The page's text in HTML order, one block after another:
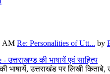
AM Re: Personalities of Utt... by
की भाषायें एवं साहित्य
उत्तराखंड पर लिखी किताबे,